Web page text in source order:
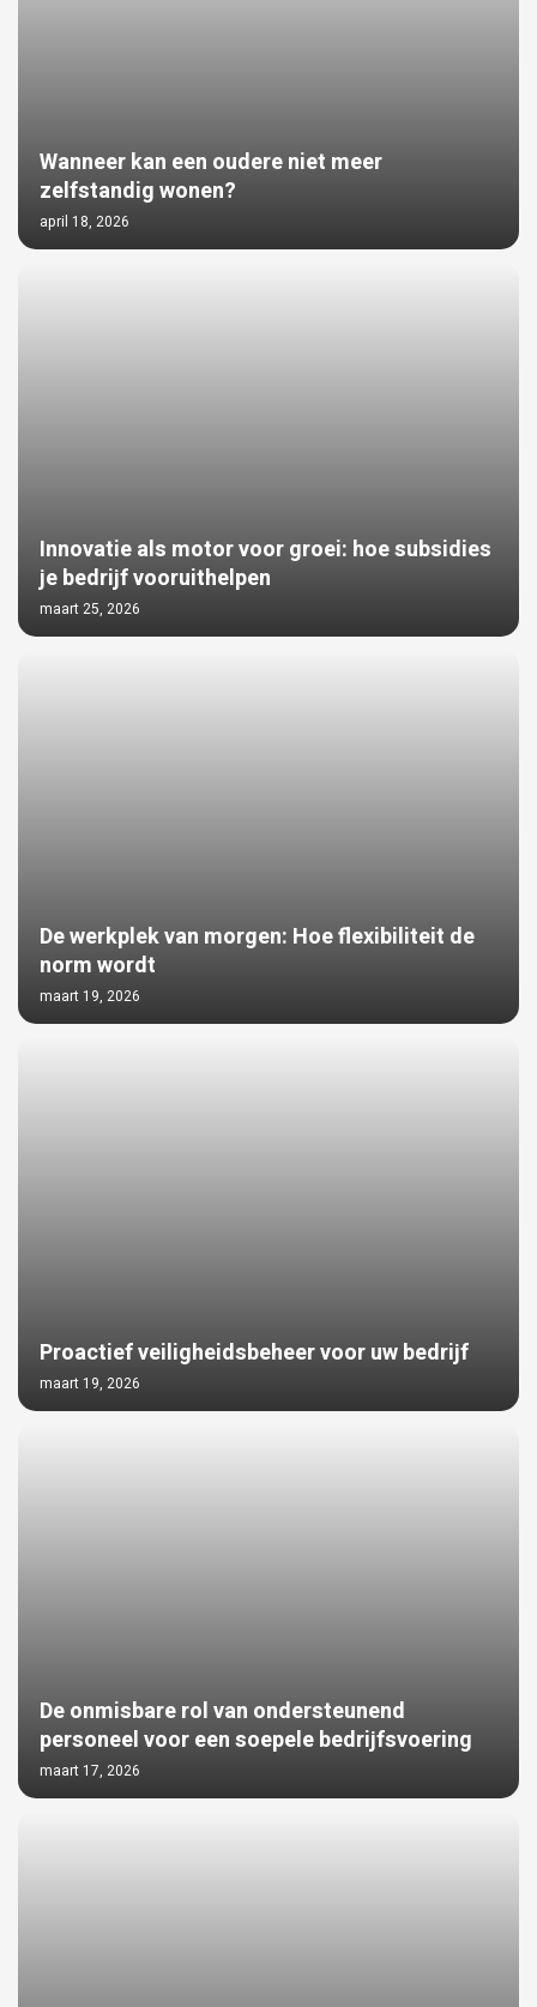
Wanneer kan een oudere niet meer
zelfstandig wonen?
april 18, 2026
Innovatie als motor voor groei: hoe subsidies
je bedrijf vooruithelpen
maart 25, 2026
De werkplek van morgen: Hoe flexibiliteit de
norm wordt
maart 19, 2026
Proactief veiligheidsbeheer voor uw bedrijf
maart 19, 2026
De onmisbare rol van ondersteunend
personeel voor een soepele bedrijfsvoering
maart 17, 2026